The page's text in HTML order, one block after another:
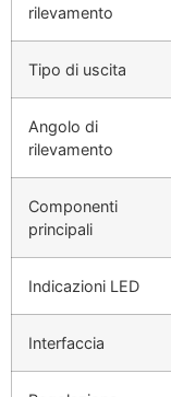
rilevamento
Tipo di uscita
Angolo di
rilevamento
Componenti
principali
Indicazioni LED
Interfaccia